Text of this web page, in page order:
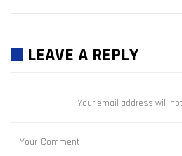
LEAVE A REPLY
Your email address will